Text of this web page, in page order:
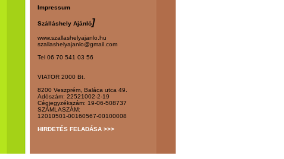
Impressum
Szálláshely Ajánló]
www.szallashelyajanlo.hu
szallashelyajanlo@gmail.com
Tel 06 70 541 03 56
VIATOR 2000 Bt.
8200 Veszprém, Baláca utca 49.
Adószám: 22521002-2-19
Cégjegyzékszám: 19-06-508737
SZÁMLASZÁM:
12010501-00160567-00100008
HIRDETÉS FELADÁSA >>>